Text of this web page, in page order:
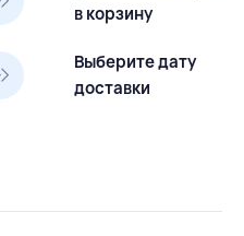
в корзину
Выберите дату
доставки